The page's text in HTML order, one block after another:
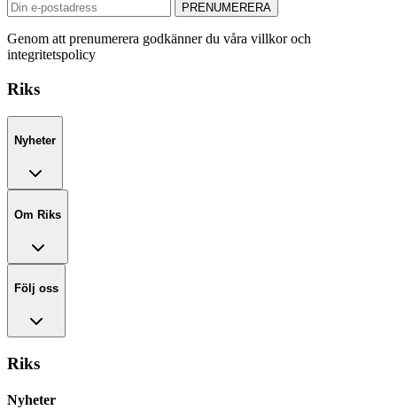
PRENUMERERA
Genom att prenumerera godkänner du våra villkor och
integritetspolicy
Riks
Nyheter
Om Riks
Följ oss
Riks
Nyheter